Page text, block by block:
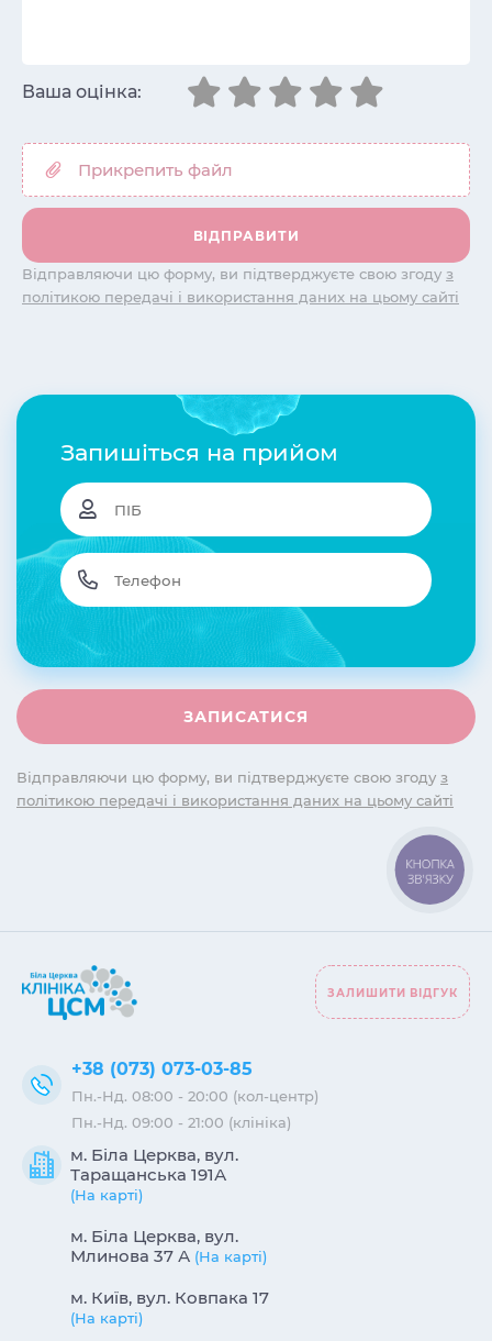
Ваша оцінка:
Відправляючи цю форму, ви підтверджуєте свою згоду з
політикою передачі і використання даних на цьому сайті
Запишіться на прийом
Відправляючи цю форму, ви підтверджуєте свою згоду з
політикою передачі і використання даних на цьому сайті
м. Біла Церква, вул.
Таращанська 191А
(На карті)
м. Біла Церква, вул.
Млинова 37 А (На карті)
м. Київ, вул. Ковпака 17
(На карті)
+38 (073) 073-03-85
Пн.-Нд. 08:00 - 20:00 (кол-центр)
Пн.-Нд. 09:00 - 21:00 (клініка)
ЗАЛИШИТИ ВІДГУК
КНОПКА
ЗВ'ЯЗКУ